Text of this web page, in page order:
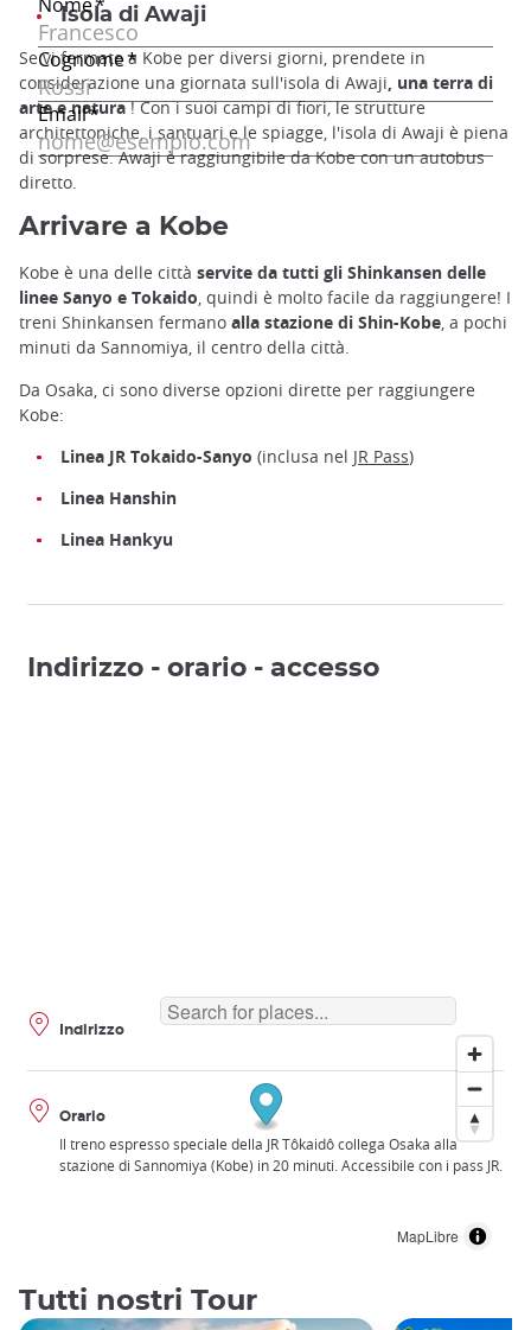
Isola di Awaji
Se vi fermate a Kobe per diversi giorni, prendete in
considerazione una giornata sull'isola di Awaji, una terra di
arte e natura! Con i suoi campi di fiori, le strutture
architettoniche, i santuari e le spiagge, l'isola di Awaji è piena
di sorprese. Awaji è raggiungibile da Kobe con un autobus
diretto.
Arrivare a Kobe
Kobe è una delle città servite da tutti gli Shinkansen delle
linee Sanyo e Tokaido, quindi è molto facile da raggiungere! I
treni Shinkansen fermano alla stazione di Shin-Kobe, a pochi
minuti da Sannomiya, il centro della città.
Da Osaka, ci sono diverse opzioni dirette per raggiungere
Kobe:
Linea JR Tokaido-Sanyo (inclusa nel JR Pass)
Linea Hanshin
Linea Hankyu
Indirizzo - orario - accesso
MapLibre
Indirizzo
Orario
Il treno espresso speciale della JR Tôkaidô collega Osaka alla
stazione di Sannomiya (Kobe) in 20 minuti. Accessibile con i pass JR.
Tutti nostri Tour